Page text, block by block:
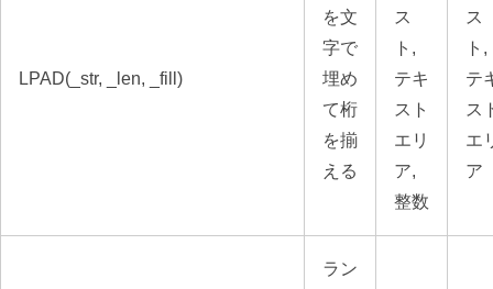
LPAD(_str, _len, _fill)
を文
字で
埋め
て桁
を揃
える
ス
ト,
テキ
スト
エリ
ア,
整数
ス
ト,
テ
ス
エ
ア
ラン